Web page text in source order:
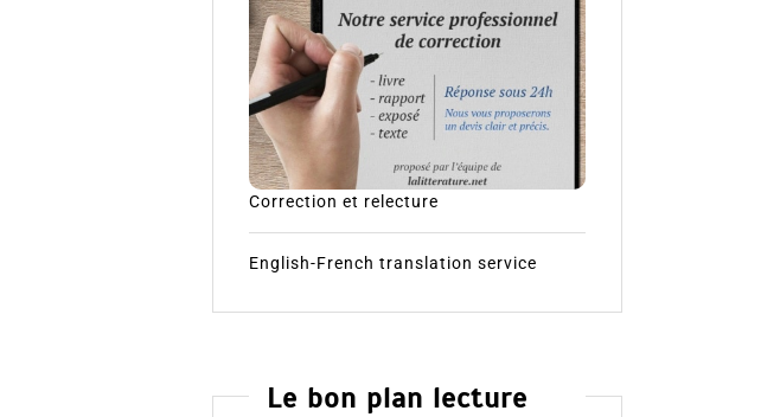
Correction et relecture
English-French translation service
Le bon plan lecture